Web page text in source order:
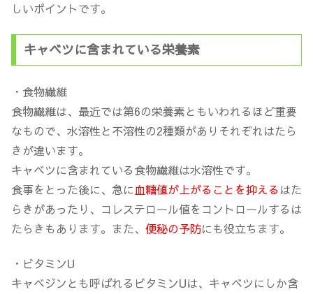
しいポイントです。
キャベツに含まれている栄養素
・食物繊維
食物繊維は、最近では第6の栄養素ともいわれるほど重要
なもので、水溶性と不溶性の2種類がありそれぞれはたら
きが違います。
キャベツに含まれている食物繊維は水溶性です。
食事をとった後に、急に血糖値が上がることを抑える はた
らきがあったり、コレステロール値をコントロールするは
たらきもあります。また、 便秘の予防にも役立ちます。
・ビタミンU
キャベジンとも呼ばれるビタミンUは、キャベツにしか含